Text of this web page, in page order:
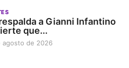
a Gianni Infantino
que...
agosto de 2026